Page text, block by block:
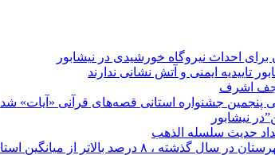
تاییدیه ایمنی و آتش نشانی ندارند
نجف اشرف
جشنواره استانی قصه‌های قرآنی «آیات» شد
نیشابور
حدیث سلسله الذهب
بالاتر از میانگین استانی بود